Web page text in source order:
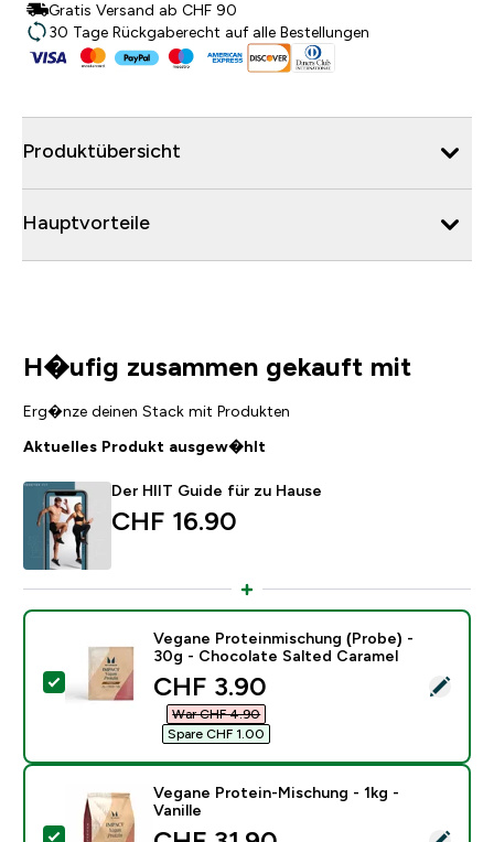
Gratis Versand ab CHF 90
30 Tage Rückgaberecht auf alle Bestellungen
Produktübersicht
Hauptvorteile
H�ufig zusammen gekauft mit
Erg�nze deinen Stack mit Produkten
Aktuelles Produkt ausgew�hlt
Der HIIT Guide für zu Hause
CHF 16.90‎
Dieses Produkt ausw�hlen - Vegane
Vegane Proteinmischung (Probe) -
30g - Chocolate Salted Caramel
discounted price
CHF 3.90‎
War CHF 4.90‎
Spare CHF 1.00‎
Dieses Produkt ausw�hlen - Vegane Protein-
Vegane Protein-Mischung - 1kg -
Vanille